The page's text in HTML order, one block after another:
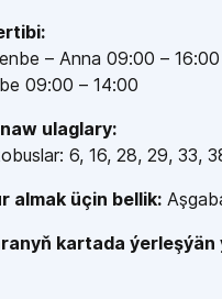
– Anna 09:00 – 16:00
09:00 – 14:00
ulaglary:
6, 16, 28, 29, 33,
almak üçin bellik:
kartada ýerleşýän